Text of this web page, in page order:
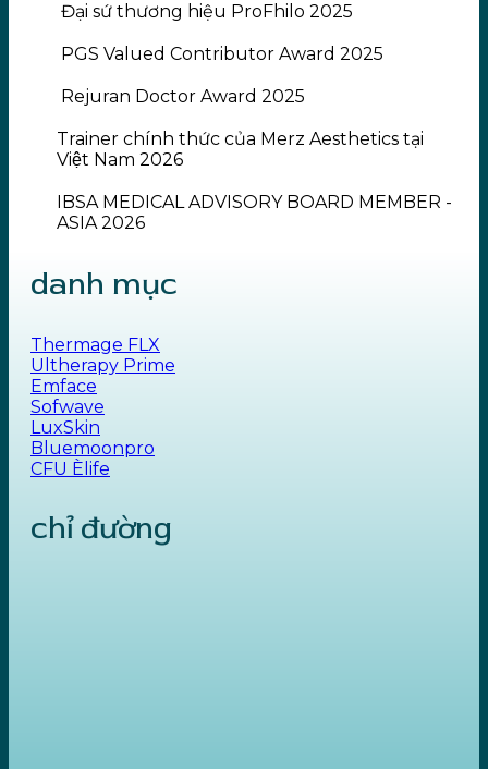
Đại sứ thương hiệu ProFhilo 2025
PGS Valued Contributor Award 2025
Rejuran Doctor Award 2025
Trainer chính thức của Merz Aesthetics tại
Việt Nam 2026
IBSA MEDICAL ADVISORY BOARD MEMBER -
ASIA 2026
danh mục
Thermage FLX
Ultherapy Prime
Emface
Sofwave
LuxSkin
Bluemoonpro
CFU Èlife
chỉ đường